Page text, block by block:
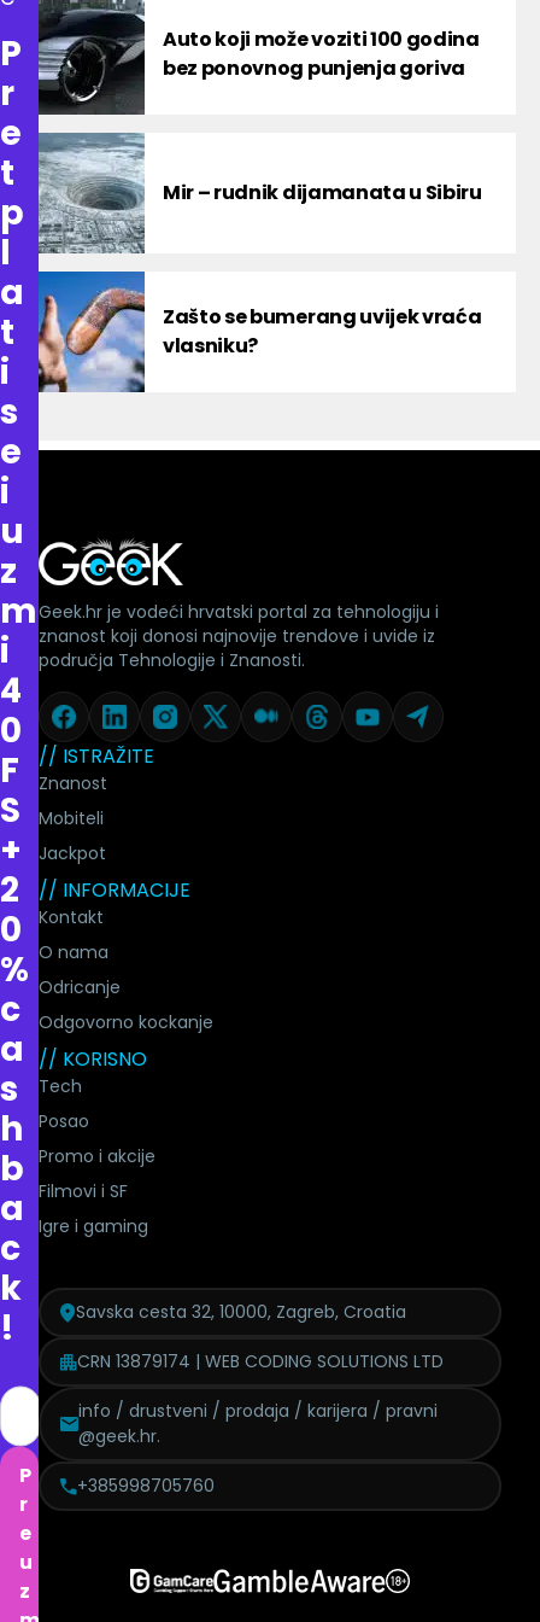
Auto koji može voziti 100 godina
bez ponovnog punjenja goriva
Mir – rudnik dijamanata u Sibiru
Zašto se bumerang uvijek vraća
vlasniku?
P
r
e
t
p
l
a
t
i
s
e
i
u
z
m
i
4
0
F
S
+
2
0
%
c
a
s
h
b
a
c
k
!
P
r
e
u
z
// ISTRAŽITE
Znanost
Mobiteli
Jackpot
// INFORMACIJE
Kontakt
O nama
Odricanje
Odgovorno kockanje
// KORISNO
Tech
Posao
Promo i akcije
Filmovi i SF
Igre i gaming
Geek.hr je vodeći hrvatski portal za tehnologiju i
znanost koji donosi najnovije trendove i uvide iz
područja Tehnologije i Znanosti.
Savska cesta 32, 10000, Zagreb, Croatia
CRN 13879174 | WEB CODING SOLUTIONS LTD
info / drustveni / prodaja / karijera / pravni
@geek.hr.
+385998705760